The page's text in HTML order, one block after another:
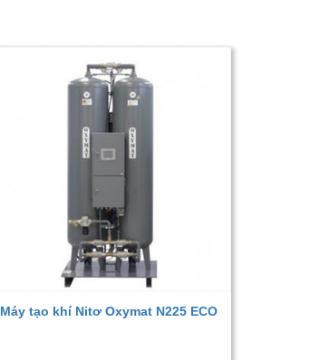
Máy tạo khí Nitơ Oxymat N225 ECO